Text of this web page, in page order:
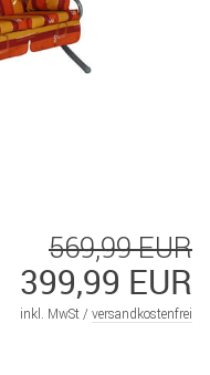
569,99 EUR
399,99 EUR
inkl. MwSt / versandkostenfrei